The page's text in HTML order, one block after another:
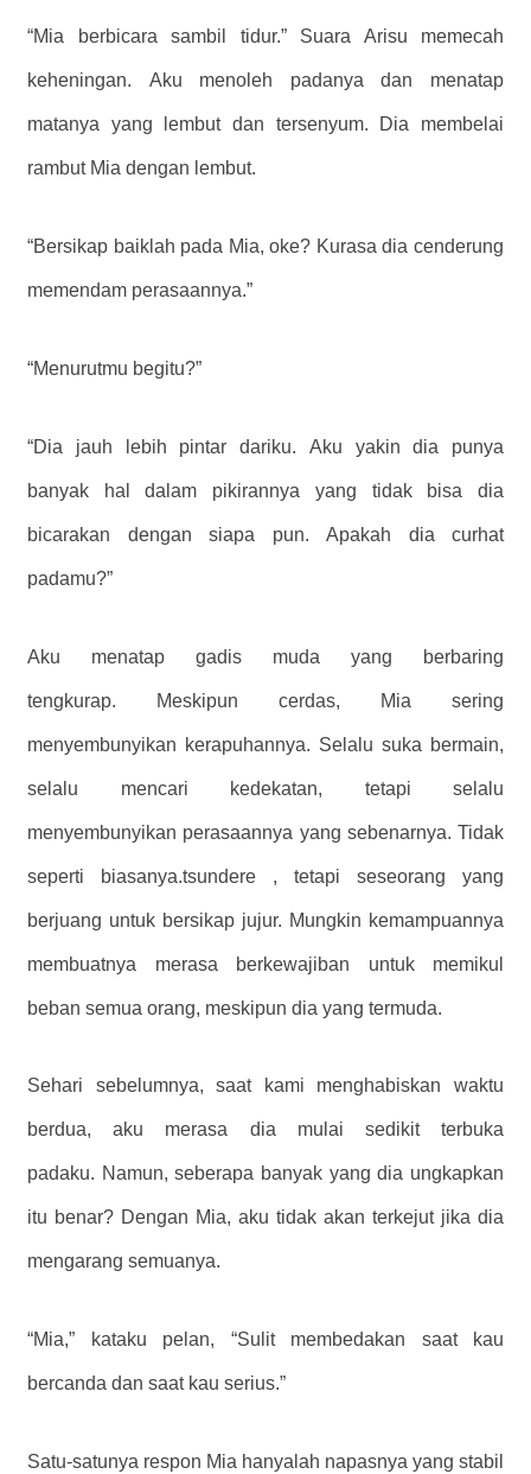
“Mia berbicara sambil tidur.” Suara Arisu memecah
keheningan. Aku menoleh padanya dan menatap
matanya yang lembut dan tersenyum. Dia membelai
rambut Mia dengan lembut.
“Bersikap baiklah pada Mia, oke? Kurasa dia cenderung
memendam perasaannya.”
“Menurutmu begitu?”
“Dia jauh lebih pintar dariku. Aku yakin dia punya
banyak hal dalam pikirannya yang tidak bisa dia
bicarakan dengan siapa pun. Apakah dia curhat
padamu?”
Aku menatap gadis muda yang berbaring
tengkurap. Meskipun cerdas, Mia sering
menyembunyikan kerapuhannya. Selalu suka bermain,
selalu mencari kedekatan, tetapi selalu
menyembunyikan perasaannya yang sebenarnya. Tidak
seperti biasanya.tsundere , tetapi seseorang yang
berjuang untuk bersikap jujur. Mungkin kemampuannya
membuatnya merasa berkewajiban untuk memikul
beban semua orang, meskipun dia yang termuda.
Sehari sebelumnya, saat kami menghabiskan waktu
berdua, aku merasa dia mulai sedikit terbuka
padaku. Namun, seberapa banyak yang dia ungkapkan
itu benar? Dengan Mia, aku tidak akan terkejut jika dia
mengarang semuanya.
“Mia,” kataku pelan, “Sulit membedakan saat kau
bercanda dan saat kau serius.”
Satu-satunya respon Mia hanyalah napasnya yang stabil